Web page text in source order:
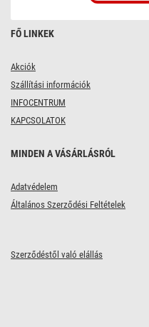
FŐ LINKEK
Akciók
Szállítási információk
INFOCENTRUM
KAPCSOLATOK
MINDEN A VÁSÁRLÁSRÓL
Adatvédelem
Általános Szerződési Feltételek
Szerződéstől való elállás